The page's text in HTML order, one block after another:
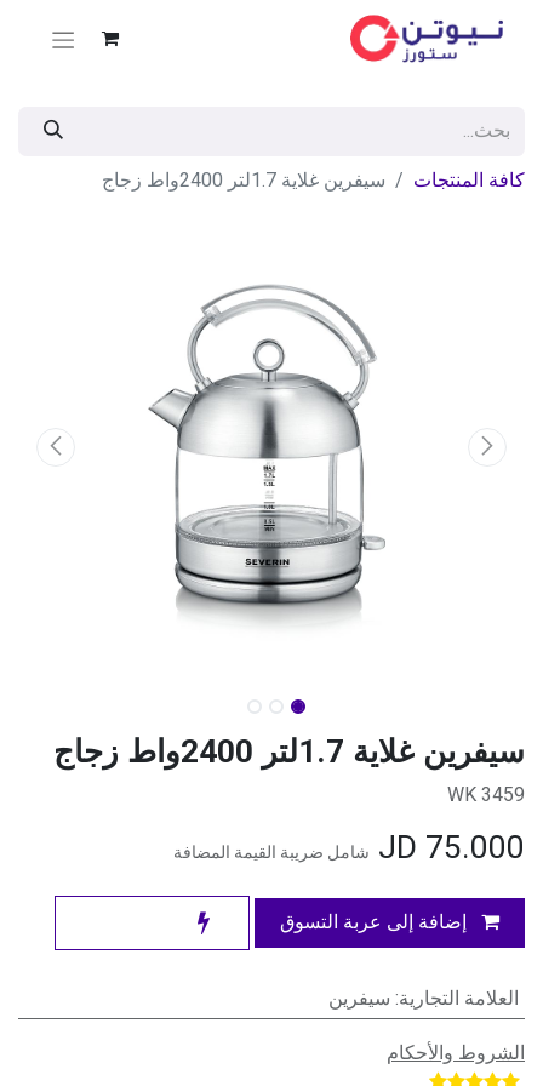
كافة المنتجات سيفرين غلاية 1.7لتر 2400واط زجاج
سيفرين غلاية 1.7لتر 2400واط زجاج
WK 3459
75.000 شامل ضريبة القيمة المضافة
إضافة إلى عربة التسوق
العلامة التجارية: سيفرين
الشروط والأحكام